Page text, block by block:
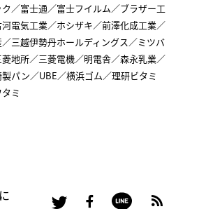
／富士通／富士フイルム／ブラザー工
電気工業／ホシザキ／前澤化成工業／
三越伊勢丹ホールディングス／ミツバ
地所／三菱電機／明電舎／森永乳業／
パン／UBE／横浜ゴム／理研ビタミ
ミ